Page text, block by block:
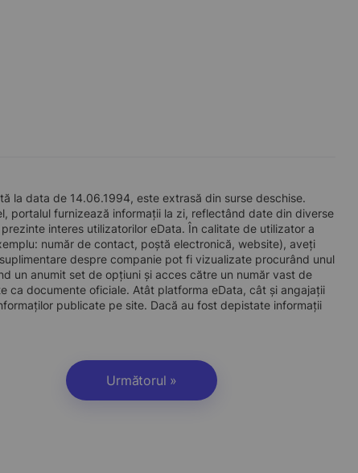
la data de 14.06.1994, este extrasă din surse deschise.
portalul furnizează informații la zi, reflectând date din diverse
interes utilizatorilor eData. În calitate de utilizator a
număr de contact, poștă electronică, website), aveți
despre companie pot fi vizualizate procurând unul
un anumit set de opțiuni și acces către un număr vast de
ca documente oficiale. Atât platforma eData, cât și angajații
publicate pe site. Dacă au fost depistate informații
Următorul »